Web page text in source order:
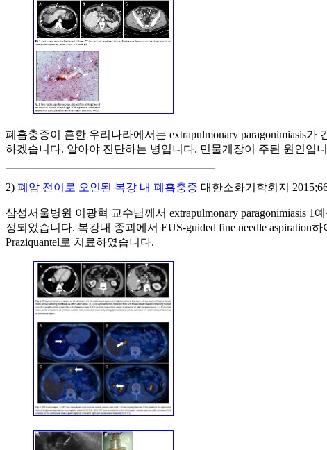
폐흡충증이 흔한 우리나라에서는 extrapulmonary paragonimiasis
하겠습니다. 알아야 진단하는 병입니다. 민물게장이 주된 원인입
2) 폐암 전이로 오인된 복강 내 폐흡충증 대한소화기학회지
삼성서울병원 이광혁 교수님께서 extrapulmonary paragonimiasis
정되었습니다. 복강내 종괴에서 EUS-guided fine needle
Praziquantel로 치료하였습니다.